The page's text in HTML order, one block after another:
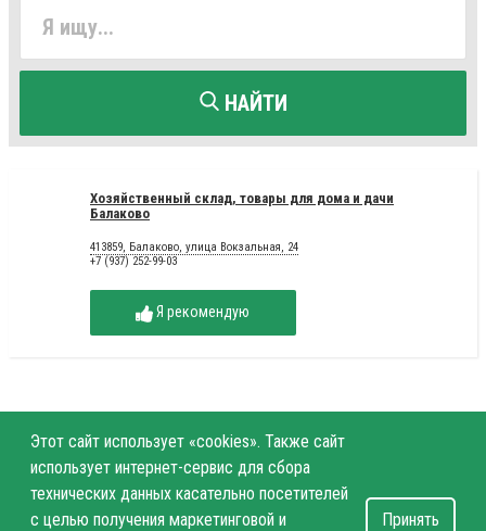
НАЙТИ
Хозяйственный склад, товары для дома и дачи
Балаково
413859, Балаково, улица Вокзальная, 24
+7 (937) 252-99-03
Я рекомендую
Этот сайт использует «cookies». Также сайт
использует интернет-сервис для сбора
технических данных касательно посетителей
с целью получения маркетинговой и
Принять